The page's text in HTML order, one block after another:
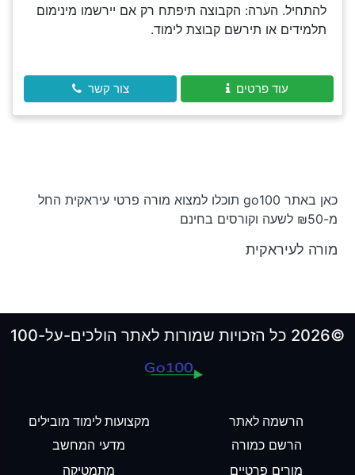
להתחיל. הערה: הקבוצה תיפתח רק אם יירשמו מינימום
תלמידים או תירשם קבוצת לימוד.
עוד פרטים צור קשר
כאן באתר go100 תוכלו למצוא מורה פרטי עיראקית החל
מ-₪50 לשעה וקורסים בחינם
מורה לעיראקית
©2026 כל הזכויות שמורות לאתר הולכים-על-100
הרשמה לאתר
הרשם כמורה
מורים פרטיים
מקצועות לימוד מובילים
מדעי המחשב
מתמטיקה